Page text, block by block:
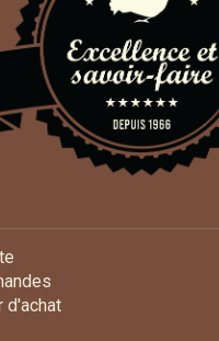
d'achatMon panier d'achat